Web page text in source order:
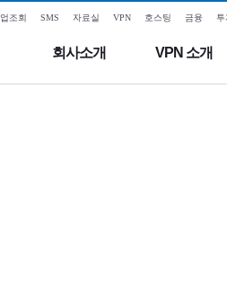
조회 SMS 자료실 VPN 호스팅 금융 투
회사소개 VPN 소개